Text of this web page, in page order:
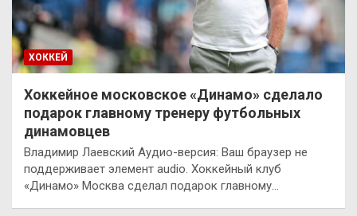
ХОККЕЙ
Хоккейное московское «Динамо» сделало
подарок главному тренеру футбольных
динамовцев
Владимир Лаевский Аудио-версия: Ваш браузер не
поддерживает элемент audio. Хоккейный клуб
«Динамо» Москва сделал подарок главному…